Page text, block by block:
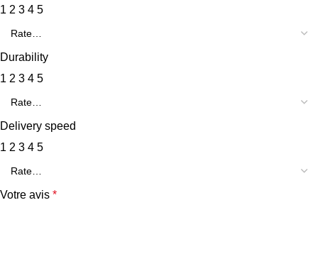
1 2 3 4 5
Durability
1 2 3 4 5
Delivery speed
1 2 3 4 5
Votre avis *